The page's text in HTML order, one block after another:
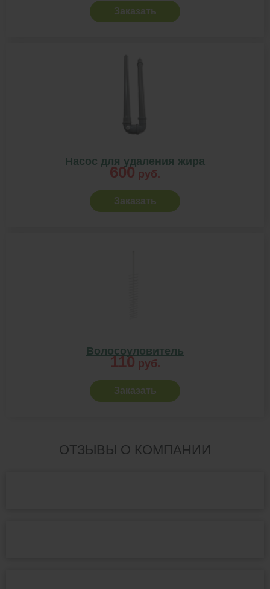
Заказать
Насос для удаления жира
600 руб.
Заказать
Волосоуловитель
110 руб.
Заказать
ОТЗЫВЫ О КОМПАНИИ